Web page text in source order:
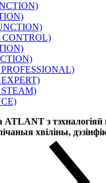
CONTROL)
з тэхналогіяй
хвіліны,